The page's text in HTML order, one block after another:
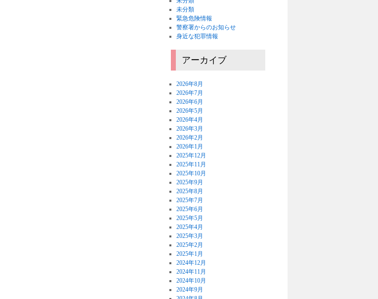
未分類
緊急危険情報
警察署からのお知らせ
身近な犯罪情報
アーカイブ
2026年8月
2026年7月
2026年6月
2026年5月
2026年4月
2026年3月
2026年2月
2026年1月
2025年12月
2025年11月
2025年10月
2025年9月
2025年8月
2025年7月
2025年6月
2025年5月
2025年4月
2025年3月
2025年2月
2025年1月
2024年12月
2024年11月
2024年10月
2024年9月